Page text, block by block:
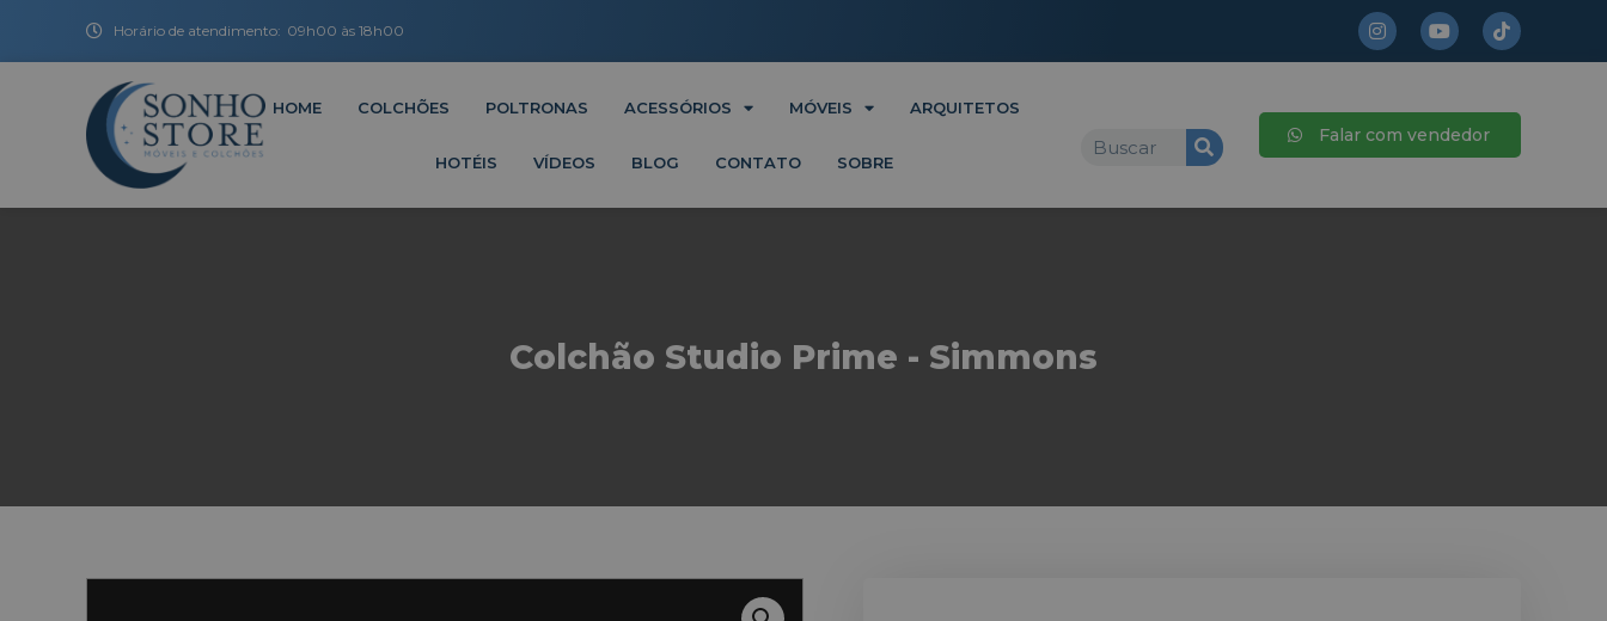
Horário de atendimento: 09h00 às 18h00
HOME COLCHÕES POLTRONAS ACESSÓRIOS MÓVEIS ARQUITETOS
HOTÉIS VÍDEOS BLOG CONTATO SOBRE
Falar com vendedor
Colchão Studio Prime - Simmons